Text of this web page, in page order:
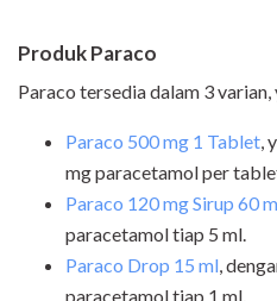
Produk Paraco
Paraco tersedia dalam 3 varian,
Paraco 500 mg 1 Tablet ,
mg paracetamol per
Paraco 120 mg Sirup 60
paracetamol tiap 5 ml.
Paraco Drop 15 ml ,
paracetamol tiap 1 ml.